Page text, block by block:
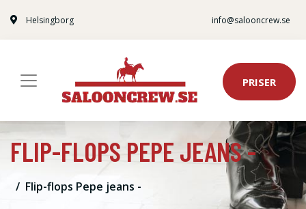
Helsingborg info@salooncrew.se
PRISER
FLIP-FLOPS PEPE JEANS -
Flip-flops Pepe jeans -